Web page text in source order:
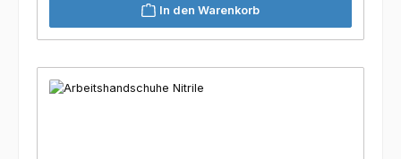
In den Warenkorb